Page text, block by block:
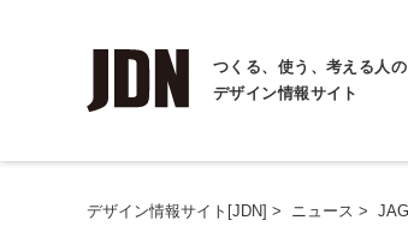
つくる、使う、考える人の
デザイン情報サイト
デザイン情報サイト[JDN] > ニュース >